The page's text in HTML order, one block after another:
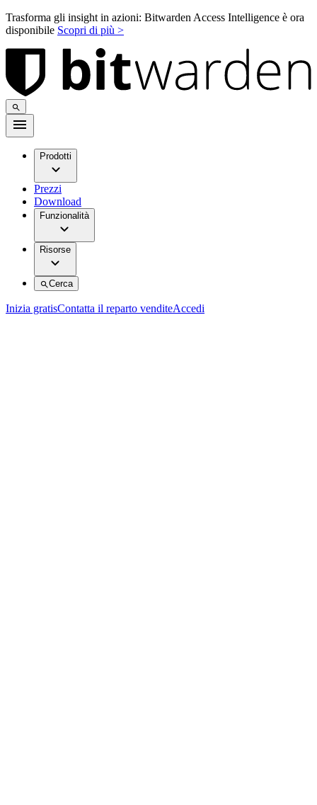
Trasforma gli insight in azioni: Bitwarden Access Intelligence è ora
disponibile Scopri di più >
Prodotti
Prezzi
Download
Funzionalità
Risorse
Cerca
Inizia gratisContatta il reparto venditeAccedi